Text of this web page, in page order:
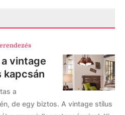
vintage
kapcsán
a
de egy biztos. A vintage stílus